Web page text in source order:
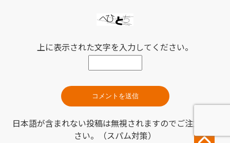
上に表示された文字を入力してください。
日本語が含まれない投稿は無視されますのでご注意くだ
さい。（スパム対策）